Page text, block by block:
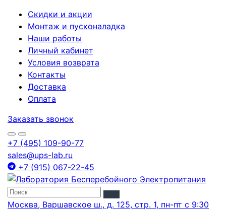
Скидки и акции
Монтаж и пусконаладка
Наши работы
Личный кабинет
Условия возврата
Контакты
Доставка
Оплата
Заказать звонок
+7 (495) 109-90-77
sales@ups-lab.ru
+7 (915) 067-22-45
Москва, Варшавское ш., д. 125, стр. 1, пн-пт с 9:30